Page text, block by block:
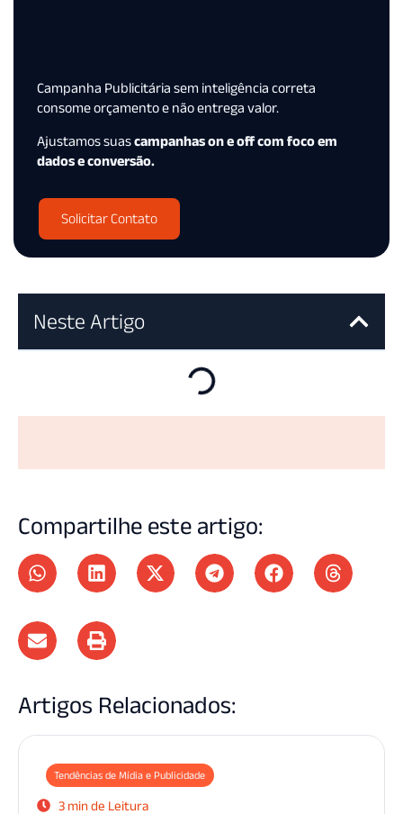
Campanha Publicitária sem inteligência correta
consome orçamento e não entrega valor.
Ajustamos suascampanhas on e off com foco em
dados e conversão.
Solicitar Contato
Neste Artigo
Compartilhe este artigo:
Artigos Relacionados:
Tendências de Mídia e Publicidade
3 min de Leitura